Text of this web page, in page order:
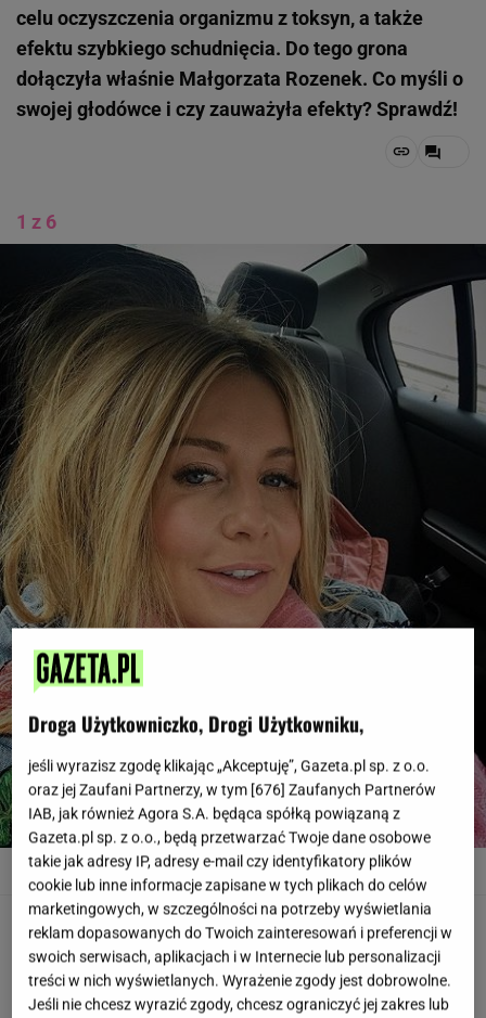
celu oczyszczenia organizmu z toksyn, a także
efektu szybkiego schudnięcia. Do tego grona
dołączyła właśnie Małgorzata Rozenek. Co myśli o
swojej głodówce i czy zauważyła efekty? Sprawdź!
1 z 6
Małgorzata Rozenek mimo wieku wygląda świetnie
www.instagram.com/m_rozenek
Małgorzata Rozenek mimo wieku wygląda
świetnie
Nie da się ukryć, żeMałgorzata Rozenekpo dwóch
Droga Użytkowniczko, Drogi Użytkowniku,
jeśli wyrazisz zgodę klikając „Akceptuję”, Gazeta.pl sp. z o.o.
oraz jej Zaufani Partnerzy, w tym [676] Zaufanych Partnerów
IAB, jak również Agora S.A. będąca spółką powiązaną z
Gazeta.pl sp. z o.o., będą przetwarzać Twoje dane osobowe
takie jak adresy IP, adresy e-mail czy identyfikatory plików
cookie lub inne informacje zapisane w tych plikach do celów
marketingowych, w szczególności na potrzeby wyświetlania
reklam dopasowanych do Twoich zainteresowań i preferencji w
swoich serwisach, aplikacjach i w Internecie lub personalizacji
treści w nich wyświetlanych. Wyrażenie zgody jest dobrowolne.
Jeśli nie chcesz wyrazić zgody, chcesz ograniczyć jej zakres lub